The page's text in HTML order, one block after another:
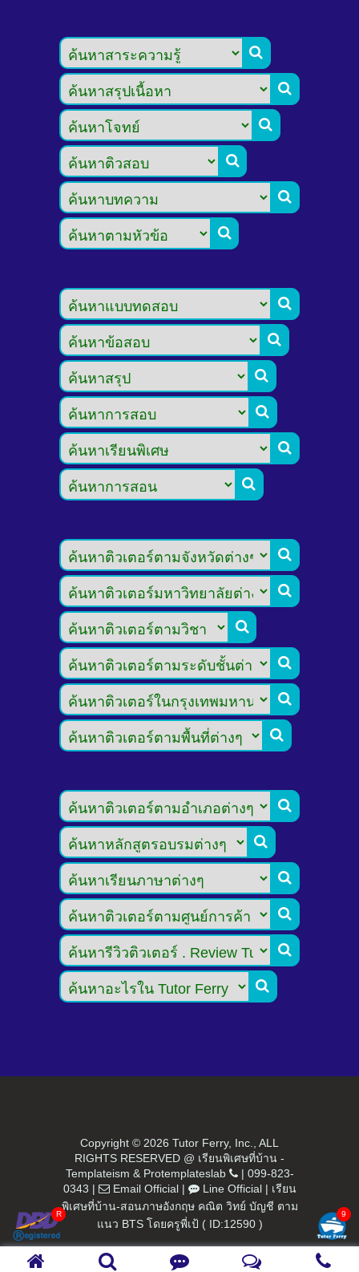
























Copyright © 2026 Tutor Ferry, Inc., ALL
RIGHTS RESERVED @ เรียนพิเศษที่บ้าน -
Templateism & Protemplateslab | 099-823-
0343 | Email Official| Line Official| เรียน
พิเศษที่บ้าน-สอนภาษอังกฤษ คณิต วิทย์ บัญชี ตาม
แนว BTS โดยครูพี่เป้ ( ID:12590 )